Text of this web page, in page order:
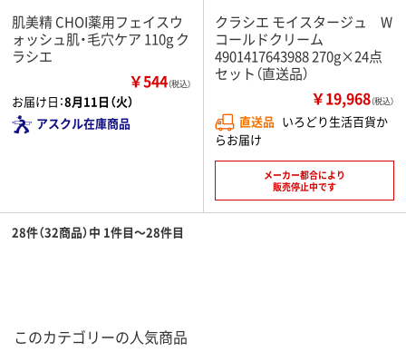
肌美精 CHOI薬用フェイスウ
ォッシュ肌・毛穴ケア 110g ク
ラシエ
￥544（税込）
お届け日：8月11日（火）
アスクル在庫商品
クラシエ モイスタージュ W
コールドクリーム
4901417643988 270g×24点
セット（直送品）
￥19,968（税込）
直送品 いろどり生活百貨か
らお届け
メーカー都合により
販売停止中です
28件（32商品）中 1件目～28件目
このカテゴリーの人気商品